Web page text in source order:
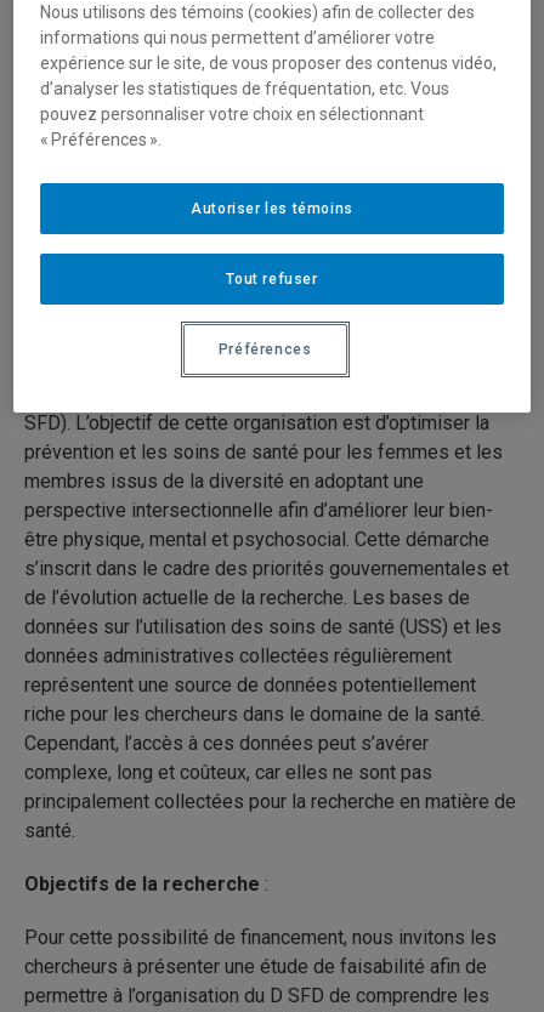
Sciences naturelles et mathématiques
Description du programme
été consacrées aux femmes et aux membres issus de la
diversité de sorte que nos connaissances concernant
leurs besoins particuliers en matière de santé sont
limitées, notamment en ce qui concerne les risques pour
la santé, la prévention et les options de traitement. C’est
SFD). L’objectif de cette organisation est d’optimiser la
prévention et les soins de santé pour les femmes et les
membres issus de la diversité en adoptant une
perspective intersectionnelle afin d’améliorer leur bien-
être physique, mental et psychosocial. Cette démarche
s’inscrit dans le cadre des priorités gouvernementales et
de l’évolution actuelle de la recherche. Les bases de
données sur l’utilisation des soins de santé (USS) et les
données administratives collectées régulièrement
représentent une source de données potentiellement
riche pour les chercheurs dans le domaine de la santé.
Cependant, l’accès à ces données peut s’avérer
complexe, long et coûteux, car elles ne sont pas
principalement collectées pour la recherche en matière de
santé.
Objectifs de la recherche :
Pour cette possibilité de financement, nous invitons les
chercheurs à présenter une étude de faisabilité afin de
permettre à l’organisation du D SFD de comprendre les
Nous utilisons des témoins (cookies) afin de collecter des
informations qui nous permettent d’améliorer votre
expérience sur le site, de vous proposer des contenus vidéo,
d’analyser les statistiques de fréquentation, etc. Vous
pouvez personnaliser votre choix en sélectionnant
« Préférences ».
Tout refuser
Autoriser les témoins
Préférences